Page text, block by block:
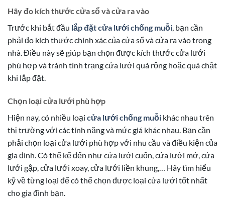
Hãy đo kích thước cửa sổ và cửa ra vào
Trước khi bắt đầu lắp đặt cửa lưới chống muỗi, bạn cần
phải đo kích thước chính xác của cửa sổ và cửa ra vào trong
nhà. Điều này sẽ giúp bạn chọn được kích thước cửa lưới
phù hợp và tránh tình trạng cửa lưới quá rộng hoặc quá chật
khi lắp đặt.
Chọn loại cửa lưới phù hợp
Hiện nay, có nhiều loại cửa lưới chống muỗi khác nhau trên
thị trường với các tính năng và mức giá khác nhau. Bạn cần
phải chọn loại cửa lưới phù hợp với nhu cầu và điều kiện của
gia đình. Có thể kể đến như cửa lưới cuốn, cửa lưới mở, cửa
lưới gập, cửa lưới xoay, cửa lưới liền khung,… Hãy tìm hiểu
kỹ về từng loại để có thể chọn được loại cửa lưới tốt nhất
cho gia đình bạn.